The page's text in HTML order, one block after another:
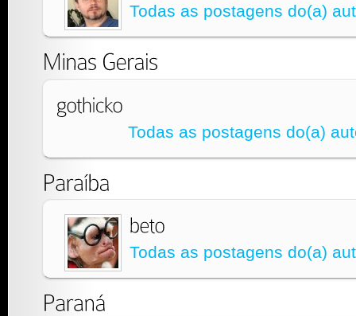
Todas as postagens do(a)
Todas as postagens do(a)
Todas as postagens do(a)